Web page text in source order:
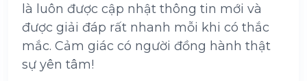
là luôn được cập nhật thông tin mới và
được giải đáp rất nhanh mỗi khi có thắc
mắc. Cảm giác có người đồng hành thật
sự yên tâm!